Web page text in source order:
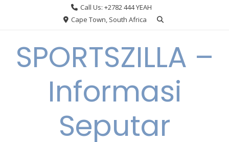
Call Us: +2782 444 YEAH
Cape Town, South Africa
SPORTSZILLA –
Informasi
Seputar